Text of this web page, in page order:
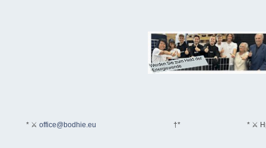
* ⚔ office@bodhie.eu †* * ⚔